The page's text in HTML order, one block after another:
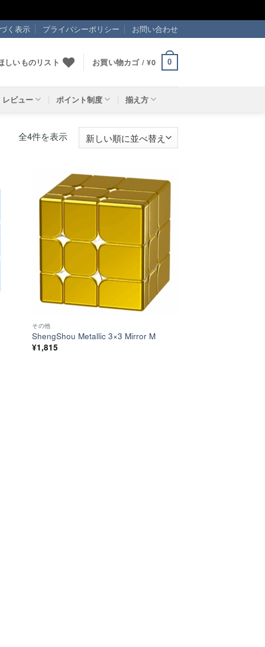
く表示 プライバシーポリシー お問い合わせ
しいものリスト お買い物カゴ /¥0 0
レビュー ポイント制度 揃え方
全4件を表示新
順
その他
ShengShou Metallic 3×3 Mirror M
¥1,815